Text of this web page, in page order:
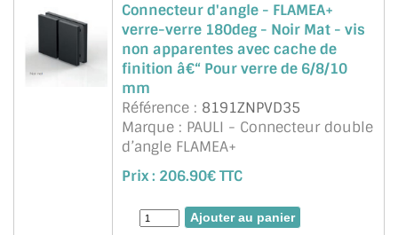
Connecteur d'angle - FLAMEA+
verre-verre 180deg - Noir Mat - vis
non apparentes avec cache de
finition â€“ Pour verre de 6/8/10
mm
Référence : 8191ZNPVD35
Marque : PAULI - Connecteur double
d’angle FLAMEA+
Verre-verre 90°
Noir Mat
Avec cache-vis
Pour verre de 6/8/10mm
Prix : 206.90€ TTC